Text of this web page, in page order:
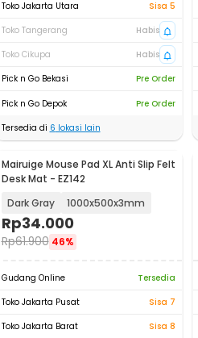
Toko Jakarta Utara
Sisa 5
Toko Tangerang
Habis
Toko Cikupa
Habis
Pick n Go Bekasi
Pre Order
Pick n Go Depok
Pre Order
Tersedia di 6 lokasi lain
Mairuige Mouse Pad XL Anti Slip Felt
Desk Mat - EZ142
Dark Gray
1000x500x3mm
Rp34.000
Rp61.900 46%
Gudang Online
Tersedia
Toko Jakarta Pusat
Sisa 7
Toko Jakarta Barat
Sisa 8